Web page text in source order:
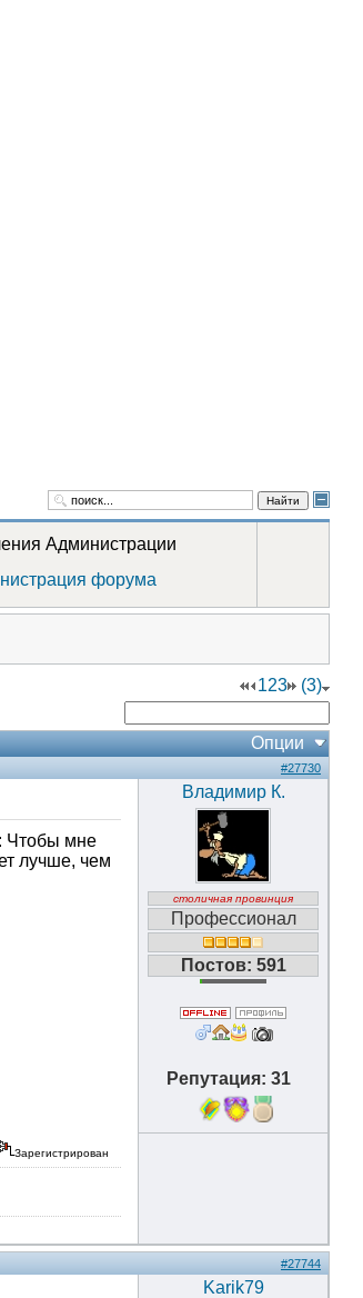
Найти
Администрации
форума
123 (3)
Опции
#27730
Чтобы мне
лучше, чем
Владимир К.
столичная провинция
Профессионал
Постов: 591
Репутация: 31
Зарегистрирован
#27744
Karik79